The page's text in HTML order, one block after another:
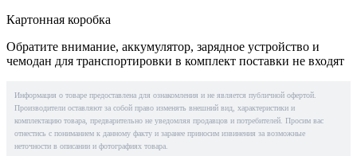
Картонная коробка
Обратите внимание, аккумулятор, зарядное устройство и
чемодан для транспортировки в комплект поставки не входят
Информация о товаре предоставлена для ознакомления и не является публичной офертой.
Производители оставляют за собой право изменять внешний вид, характеристики и
комплектацию товара, предварительно не уведомляя продавцов и потребителей. Просим вас
отнестись с пониманием к данному факту и заранее приносим извинения за возможные
неточности в описании и фотографиях товара.